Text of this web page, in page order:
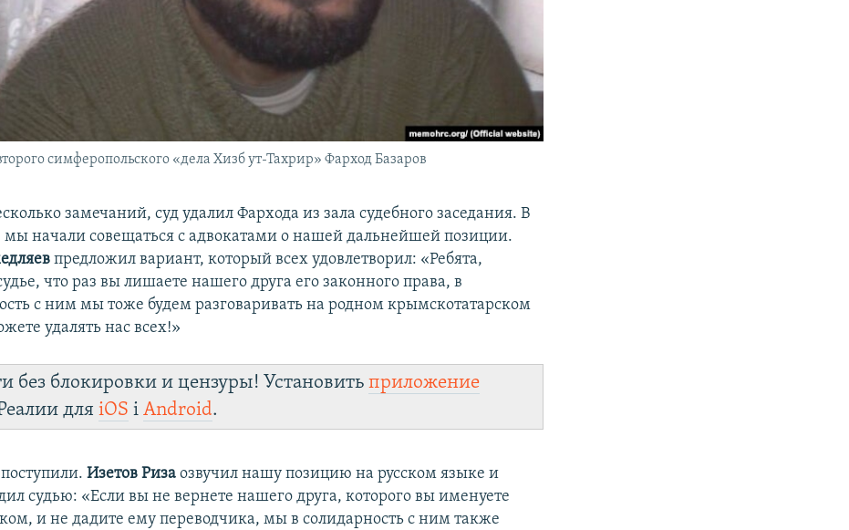
симферопольского «дела Хизб ут-Тахрир» Фарход Базаров
замечаний, суд удалил Фархода из зала судебного заседания. В
мы начали совещаться с адвокатами о нашей дальнейшей позиции.
предложил вариант, который всех удовлетворил: «Ребята,
что раз вы лишаете нашего друга его законного права, в
с ним мы тоже будем разговаривать на родном крымскотатарском
удалять нас всех!»
без блокировки и цензуры! Установитьприложение
дляiOS іAndroid.
Изетов Риза озвучил нашу позицию на русском языке и
судью: «Если вы не вернете нашего друга, которого вы именуете
и не дадите ему переводчика, мы в солидарность с ним также